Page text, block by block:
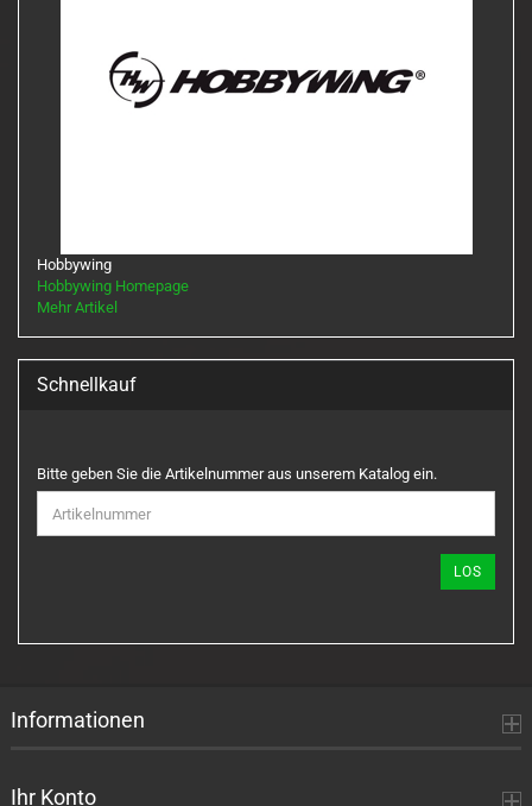
Hobbywing
Hobbywing Homepage
Mehr Artikel
Schnellkauf
BITTE
GEBEN
SIE
DIE
EIN.
Bitte geben Sie die Artikelnummer aus unserem Katalog ein.
LOS
Informationen
Ihr Konto